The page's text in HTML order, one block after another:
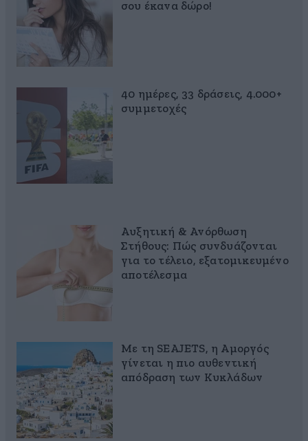
σου έκανα δώρο!
40 ημέρες, 33 δράσεις, 4.000+
συμμετοχές
Αυξητική & Ανόρθωση
Στήθους: Πώς συνδυάζονται
για το τέλειο, εξατομικευμένο
αποτέλεσμα
Με τη SEAJETS, η Αμοργός
γίνεται η πιο αυθεντική
απόδραση των Κυκλάδων